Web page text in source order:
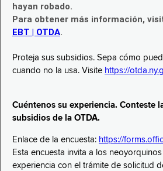
hayan robado.
Para obtener más información,
EBT | OTDA.
Proteja sus subsidios. Sepa cómo
cuando no la usa. Visite https://
Cuéntenos su experiencia. Conteste
subsidios de la OTDA.
Enlace de la encuesta: https://
Esta encuesta invita a los
experiencia con el trámite de solicitud